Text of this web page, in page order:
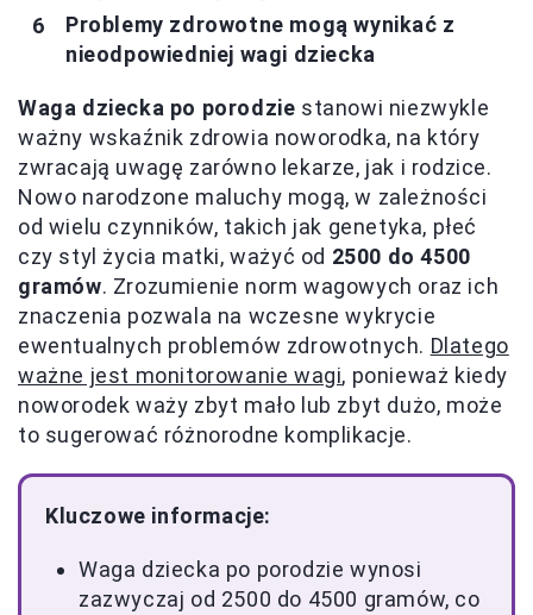
Problemy zdrowotne mogą wynikać z
nieodpowiedniej wagi dziecka
Waga dziecka po porodzie stanowi niezwykle
ważny wskaźnik zdrowia noworodka, na który
zwracają uwagę zarówno lekarze, jak i rodzice.
Nowo narodzone maluchy mogą, w zależności
od wielu czynników, takich jak genetyka, płeć
czy styl życia matki, ważyć od 2500 do 4500
gramów. Zrozumienie norm wagowych oraz ich
znaczenia pozwala na wczesne wykrycie
ewentualnych problemów zdrowotnych. Dlatego
ważne jest monitorowanie wagi, ponieważ kiedy
noworodek waży zbyt mało lub zbyt dużo, może
to sugerować różnorodne komplikacje.
Kluczowe informacje:
Waga dziecka po porodzie wynosi
zazwyczaj od 2500 do 4500 gramów, co